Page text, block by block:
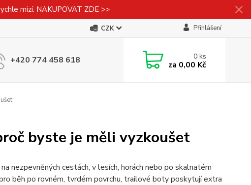
mizí. NAKUPOVAT ZDE >>
CZK Přihlášení
+420 774 458 618 0ks
za 0,00 Kč
byste je měli vyzkoušet
nezpevněných cestách, v lesích, horách nebo po skalnatém
běh po rovném, tvrdém povrchu, trailové boty poskytují extra